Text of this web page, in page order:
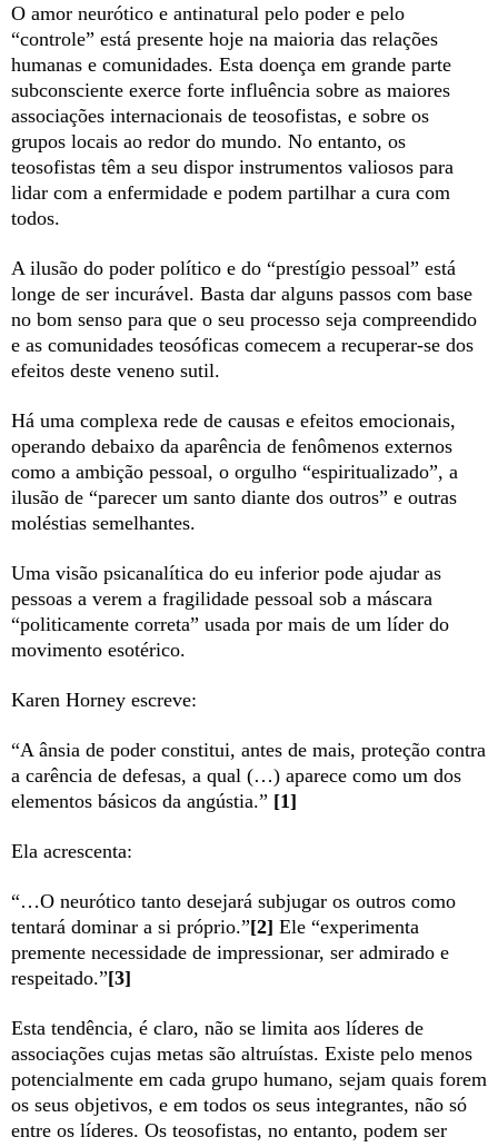
O amor neurótico e antinatural pelo poder e pelo
“controle” está presente hoje na maioria das relações
humanas e comunidades. Esta doença em grande parte
subconsciente exerce forte influência sobre as maiores
associações internacionais de teosofistas, e sobre os
grupos locais ao redor do mundo. No entanto, os
teosofistas têm a seu dispor instrumentos valiosos para
lidar com a enfermidade e podem partilhar a cura com
todos.
A ilusão do poder político e do “prestígio pessoal” está
longe de ser incurável. Basta dar alguns passos com base
no bom senso para que o seu processo seja compreendido
e as comunidades teosóficas comecem a recuperar-se dos
efeitos deste veneno sutil.
Há uma complexa rede de causas e efeitos emocionais,
operando debaixo da aparência de fenômenos externos
como a ambição pessoal, o orgulho “espiritualizado”, a
ilusão de “parecer um santo diante dos outros” e outras
moléstias semelhantes.
Uma visão psicanalítica do eu inferior pode ajudar as
pessoas a verem a fragilidade pessoal sob a máscara
“politicamente correta” usada por mais de um líder do
movimento esotérico.
Karen Horney escreve:
“A ânsia de poder constitui, antes de mais, proteção contra
a carência de defesas, a qual (…) aparece como um dos
elementos básicos da angústia.” [1]
Ela acrescenta:
“…O neurótico tanto desejará subjugar os outros como
tentará dominar a si próprio.”[2] Ele “experimenta
premente necessidade de impressionar, ser admirado e
respeitado.”[3]
Esta tendência, é claro, não se limita aos líderes de
associações cujas metas são altruístas. Existe pelo menos
potencialmente em cada grupo humano, sejam quais forem
os seus objetivos, e em todos os seus integrantes, não só
entre os líderes. Os teosofistas, no entanto, podem ser